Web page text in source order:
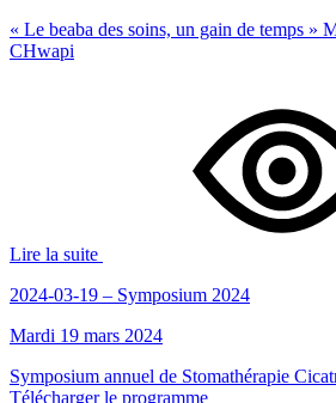
« Le beaba des soins, un gain de temps »
CHwapi
Lire la suite
2024-03-19 – Symposium 2024
Mardi 19 mars 2024
Symposium annuel de Stomathérapie
Télécharger le programme